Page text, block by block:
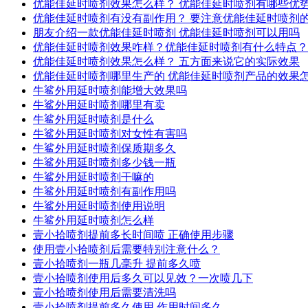
优能佳延时喷剂效果怎么样？ 优能佳延时喷剂有哪些优
优能佳延时喷剂有没有副作用？ 要注意优能佳延时喷剂
朋友介绍一款优能佳延时喷剂 优能佳延时喷剂可以用吗
优能佳延时喷剂效果咋样？优能佳延时喷剂有什么特点？
优能佳延时喷剂效果怎么样？ 五方面来说它的实际效果
优能佳延时喷剂哪里生产的 优能佳延时喷剂产品的效果
牛鲨外用延时喷剂能增大效果吗
牛鲨外用延时喷剂哪里有卖
牛鲨外用延时喷剂是什么
牛鲨外用延时喷剂对女性有害吗
牛鲨外用延时喷剂保质期多久
牛鲨外用延时喷剂多少钱一瓶
牛鲨外用延时喷剂干嘛的
牛鲨外用延时喷剂有副作用吗
牛鲨外用延时喷剂使用说明
牛鲨外用延时喷剂怎么样
壹小拾喷剂提前多长时间喷 正确使用步骤
使用壹小拾喷剂后需要特别注意什么？
壹小拾喷剂一瓶几毫升 提前多久喷
壹小拾喷剂使用后多久可以见效？一次喷几下
壹小拾喷剂使用后需要清洗吗